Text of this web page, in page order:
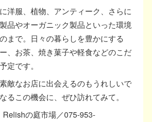
洋服、植物、アンティーク、さらに
品やオーガニック製品といった環境
まで。日々の暮らしを豊かにする
、お茶、焼き菓子や軽食などのこだ
定です。
敵なお店に出会えるのもうれしいで
るこの機会に、ぜひ訪れてみて。
Relishの庭市場／075-953-